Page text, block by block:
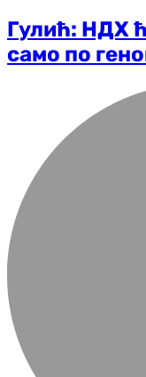
Гулић: НДХ
само по